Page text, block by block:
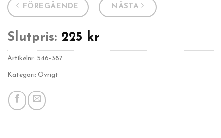
FÖREGÅENDE NÄSTA
Slutpris: 225 kr
Artikelnr: 546-387
Kategori: Övrigt